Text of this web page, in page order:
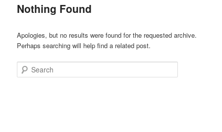
Nothing Found
Apologies, but no results were found for the requested archive.
Perhaps searching will help find a related post.
Search